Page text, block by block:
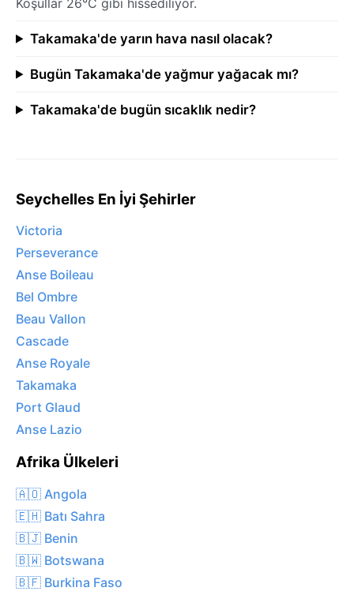
Takamaka'de yarın hava nasıl olacak?
Bugün Takamaka'de yağmur yağacak mı?
Takamaka'de bugün sıcaklık nedir?
Seychelles En İyi Şehirler
Victoria
Perseverance
Anse Boileau
Bel Ombre
Beau Vallon
Cascade
Anse Royale
Takamaka
Port Glaud
Anse Lazio
Afrika Ülkeleri
🇦🇴 Angola
🇪🇭 Batı Sahra
🇧🇯 Benin
🇧🇼 Botswana
🇧🇫 Burkina Faso